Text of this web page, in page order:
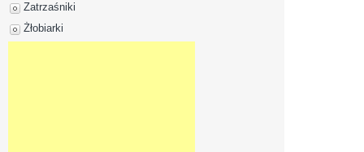
Zatrzaśniki
Żłobiarki